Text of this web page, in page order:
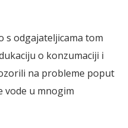
s odgajateljicama tom
o konzumaciji i
na probleme poput
vode u mnogim